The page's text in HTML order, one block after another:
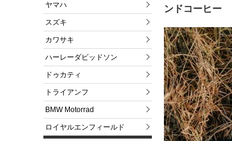
ヤマハ
スズキ
カワサキ
ハーレーダビッドソン
ドゥカティ
トライアンフ
BMW Motorrad
ロイヤルエンフィールド
ンドコーヒー